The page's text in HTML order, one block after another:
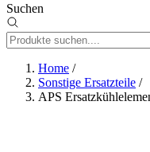
Suchen
Home /
Sonstige Ersatzteile /
APS